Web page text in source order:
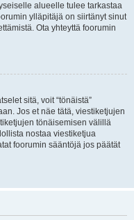
alueelle tulee tarkastaa
ylläpitäjä on siirtänyt sinut
Ota yhteyttä foorumin
sitä, voit “tönäistä”
Jos et näe tätä, viestiketjujen
tönäisemisen välillä
nostaa viestiketjua
foorumin sääntöjä jos päätät